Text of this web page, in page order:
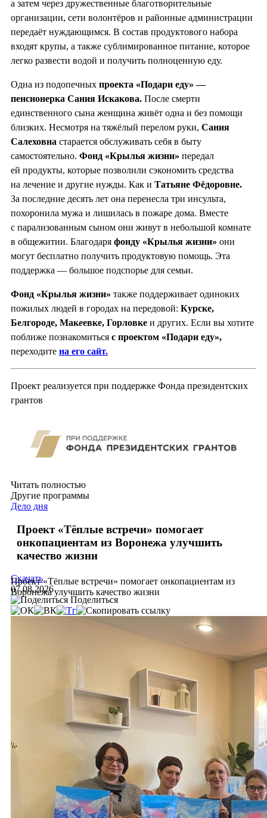
а затем через дружественные благотворительные
организации, сети волонтёров и районные администрации
передаёт нуждающимся. В состав продуктового набора
входят крупы, а также сублимированное питание, которое
легко развести водой и получить полноценную еду.
Одна из подопечных проекта «Подари еду» —
пенсионерка Сания Искакова. После смерти
единственного сына женщина живёт одна и без помощи
близких. Несмотря на тяжёлый перелом руки, Сания
Салеховна старается обслуживать себя в быту
самостоятельно. Фонд «Крылья жизни» передал
ей продукты, которые позволили сэкономить средства
на лечение и другие нужды. Как и Татьяне Фёдоровне.
За последние десять лет она перенесла три инсульта,
похоронила мужа и лишилась в пожаре дома. Вместе
с парализованным сыном они живут в небольшой комнате
в общежитии. Благодаря фонду «Крылья жизни» они
могут бесплатно получить продуктовую помощь. Эта
поддержка — большое подспорье для семьи.
Фонд «Крылья жизни» также поддерживает одиноких
пожилых людей в городах на передовой: Курске,
Белгороде, Макеевке, Горловке и других. Если вы хотите
поближе познакомиться с проектом «Подари еду»,
переходите на его сайт.
Проект реализуется при поддержке Фонда президентских
грантов
Читать полностью
Другие программы
Дело дня
Проект «Тёплые встречи» помогает
онкопациентам из Воронежа улучшить
качество жизни
Проект «Тёплые встречи» помогает онкопациентам из
Воронежа улучшить качество жизни
Скачать
07.08.2026
Поделиться